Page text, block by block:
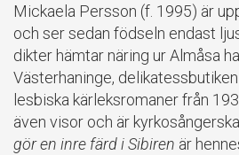
Mickaela Persson (f. 1995) är
och ser sedan födseln endast
dikter hämtar näring ur Almåsa
Västerhaninge,
lesbiska kärleksromaner från
även visor och är kyrkosångerska.
gör en inre färd i Sibiren är